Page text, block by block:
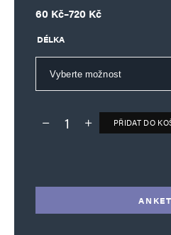
60 Kč–720 Kč
Rozpětí cen: 60 Kč až 720 Kč
DÉLKA
Deník TO – verze bez reklam
PŘIDAT DO